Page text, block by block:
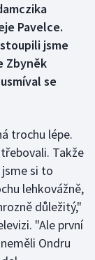
Pavelce.
jsme
Zbyněk
se
trochu lépe.
Takže
si to
lehkovážně,
důležitý,"
"Ale první
Ondru